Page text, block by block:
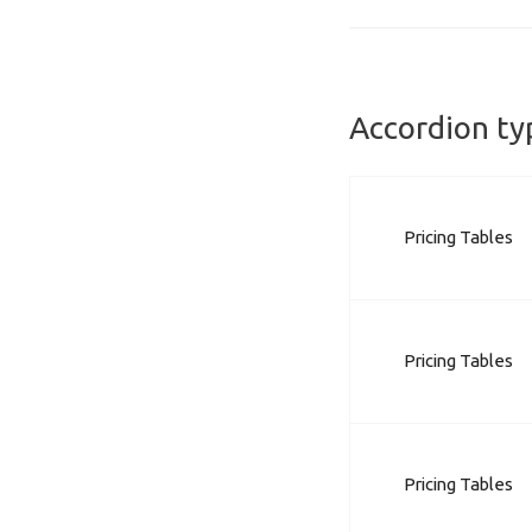
Accordion
Pricing Tables
Pricing Tables
Pricing Tables